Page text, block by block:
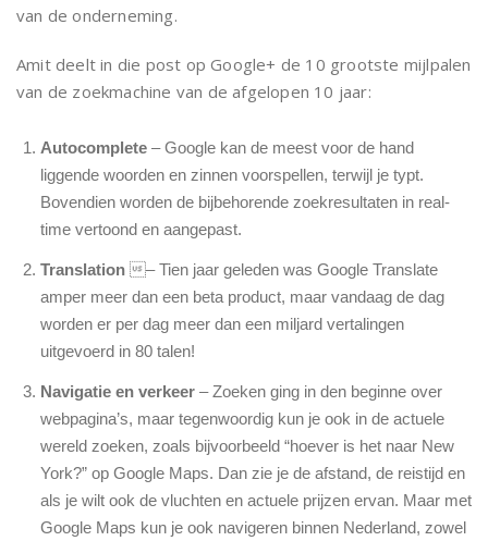
van de onderneming.
Amit deelt in die post op Google+ de 10 grootste mijlpalen
van de zoekmachine van de afgelopen 10 jaar:
Autocomplete – Google kan de meest voor de hand
liggende woorden en zinnen voorspellen, terwijl je typt.
Bovendien worden de bijbehorende zoekresultaten in real-
time vertoond en aangepast.
Translation – Tien jaar geleden was Google Translate
amper meer dan een beta product, maar vandaag de dag
worden er per dag meer dan een miljard vertalingen
uitgevoerd in 80 talen!
Navigatie en verkeer – Zoeken ging in den beginne over
webpagina’s, maar tegenwoordig kun je ook in de actuele
wereld zoeken, zoals bijvoorbeeld “hoever is het naar New
York?” op Google Maps. Dan zie je de afstand, de reistijd en
als je wilt ook de vluchten en actuele prijzen ervan. Maar met
Google Maps kun je ook navigeren binnen Nederland, zowel